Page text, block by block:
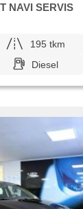
NAVI SERVIS
195 tkm
Diesel